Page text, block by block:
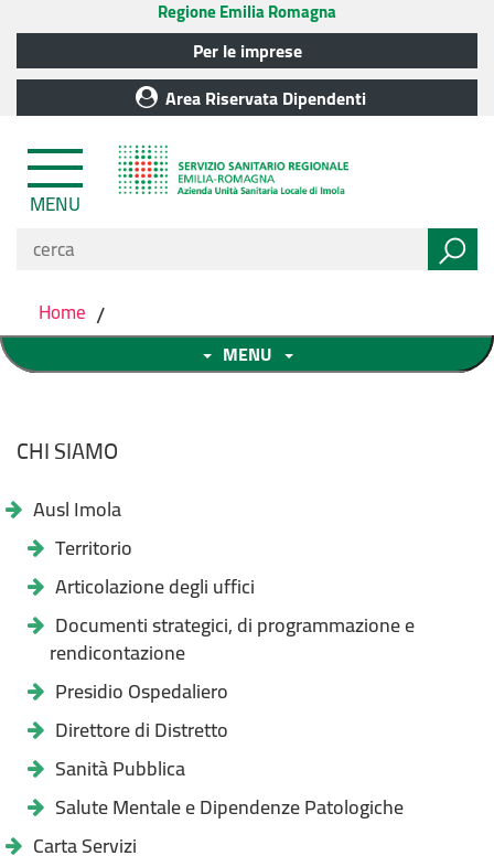
Regione Emilia Romagna
Per le imprese
Area Riservata Dipendenti
MENU
Home /
MENU
CHI SIAMO
Ausl Imola
Territorio
Articolazione degli uffici
Documenti strategici, di programmazione e
rendicontazione
Presidio Ospedaliero
Direttore di Distretto
Sanità Pubblica
Salute Mentale e Dipendenze Patologiche
Carta Servizi